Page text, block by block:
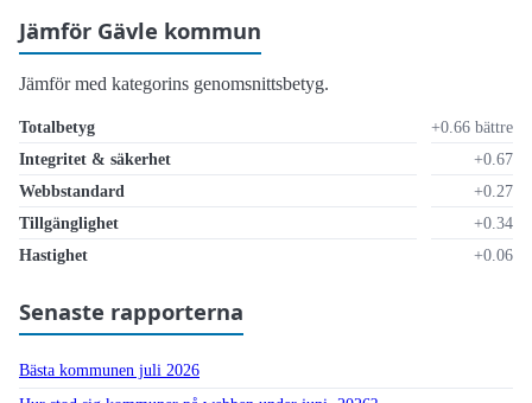
Jämför Gävle kommun
Jämför med kategorins genomsnittsbetyg.
Totalbetyg
+0.66 bättre
Integritet & säkerhet
+0.67
Webbstandard
+0.27
Tillgänglighet
+0.34
Hastighet
+0.06
Senaste rapporterna
Bästa kommunen juli 2026